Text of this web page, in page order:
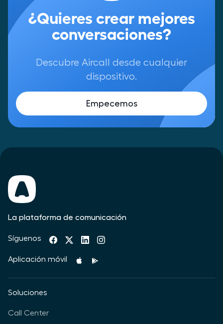
¿Quieres crear mejores
conversaciones?
Descubre Aircall desde cualquier
dispositivo.
Empecemos
La plataforma de comunicación
Síguenos
Aplicación móvil
Soluciones
Call Center